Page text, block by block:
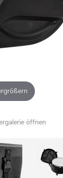
öffnen